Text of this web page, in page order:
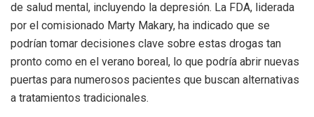
de salud mental, incluyendo la depresión. La FDA, liderada
por el comisionado Marty Makary, ha indicado que se
podrían tomar decisiones clave sobre estas drogas tan
pronto como en el verano boreal, lo que podría abrir nuevas
puertas para numerosos pacientes que buscan alternativas
a tratamientos tradicionales.